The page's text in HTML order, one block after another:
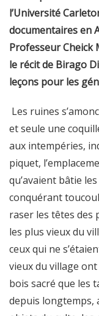
l’Université
documentaires en
Professeur Cheick
le récit de Birago
leçons pour les
Les ruines
et seule une
aux intempéries,
piquet,
qu’avaient bâtie
conquérant
raser les têtes des
les plus vieux du
ceux qui ne
vieux du village
bois sacré que les
depuis longtemps,